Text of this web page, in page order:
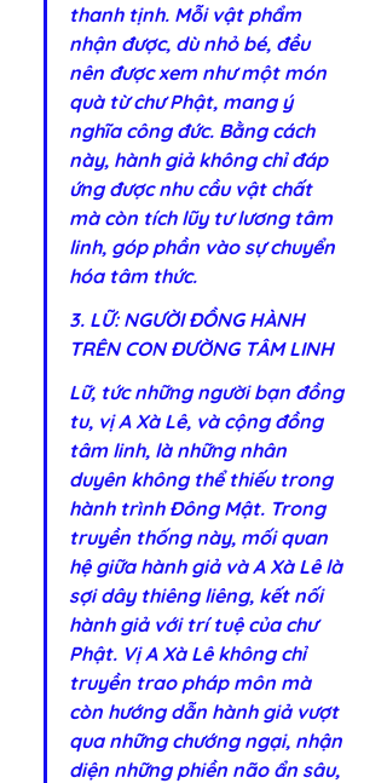
thanh tịnh. Mỗi vật phẩm
nhận được, dù nhỏ bé, đều
nên được xem như một món
quà từ chư Phật, mang ý
nghĩa công đức. Bằng cách
này, hành giả không chỉ đáp
ứng được nhu cầu vật chất
mà còn tích lũy tư lương tâm
linh, góp phần vào sự chuyển
hóa tâm thức.
3. LỮ: NGƯỜI ĐỒNG HÀNH
TRÊN CON ĐƯỜNG TÂM LINH
Lữ, tức những người bạn đồng
tu, vị A Xà Lê, và cộng đồng
tâm linh, là những nhân
duyên không thể thiếu trong
hành trình Đông Mật. Trong
truyền thống này, mối quan
hệ giữa hành giả và A Xà Lê là
sợi dây thiêng liêng, kết nối
hành giả với trí tuệ của chư
Phật. Vị A Xà Lê không chỉ
truyền trao pháp môn mà
còn hướng dẫn hành giả vượt
qua những chướng ngại, nhận
diện những phiền não ẩn sâu,